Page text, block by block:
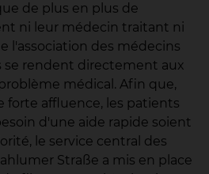
de plus en plus de
ni leur médecin traitant ni
l'association des médecins
se rendent directement aux
médical. Afin que,
forte affluence, les patients
d'une aide rapide soient
le service central des
Straße a mis en place